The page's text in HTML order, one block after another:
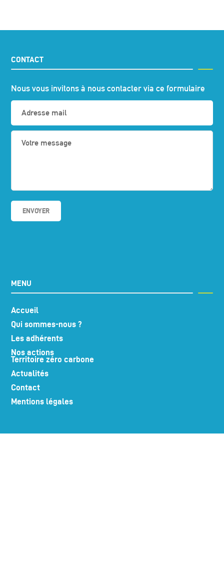
CONTACT
Nous vous invitons à nous contacter via ce formulaire
MENU
Accueil
Qui sommes-nous ?
Les adhérents
Nos actions
Territoire zéro carbone
Actualités
Contact
Mentions légales